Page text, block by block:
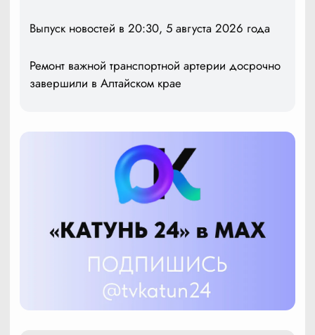
Выпуск новостей в 20:30, 5 августа 2026 года
Ремонт важной транспортной артерии досрочно
завершили в Алтайском крае